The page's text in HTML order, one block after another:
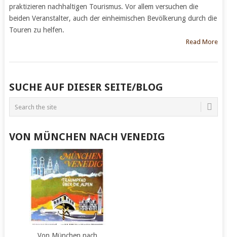
praktizieren nachhaltigen Tourismus. Vor allem versuchen die
beiden Veranstalter, auch der einheimischen Bevölkerung durch die
Touren zu helfen.
Read More
POSTS
NAVIGATION
SUCHE AUF DIESER SEITE/BLOG
VON MÜNCHEN NACH VENEDIG